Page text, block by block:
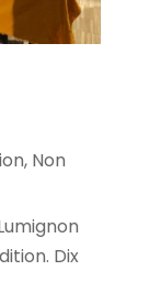
, Non
Dix